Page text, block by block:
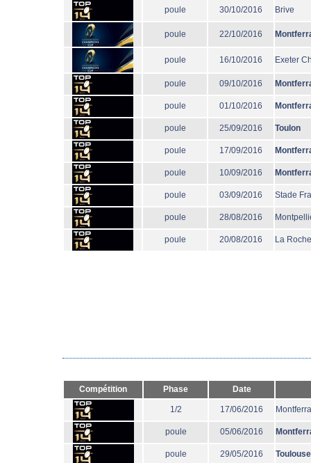
poule 30/10/2016 Brive
poule 22/10/2016
poule 16/10/2016 Exeter
poule 09/10/2016
poule 01/10/2016
poule 25/09/2016 Toulon
poule 17/09/2016
poule 10/09/2016
poule 03/09/2016 Stade
poule 28/08/2016
poule 20/08/2016 La
Compétition Phase Date
1/2 17/06/2016
poule 05/06/2016
poule 29/05/2016 Toulouse